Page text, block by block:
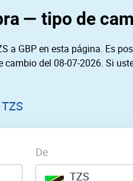
crediticio
Cerca de Mí
de Mí
Cerca de Mí
— tipo de
a GBP en esta página. Es
del 08-07-2026. Si
De
TZS